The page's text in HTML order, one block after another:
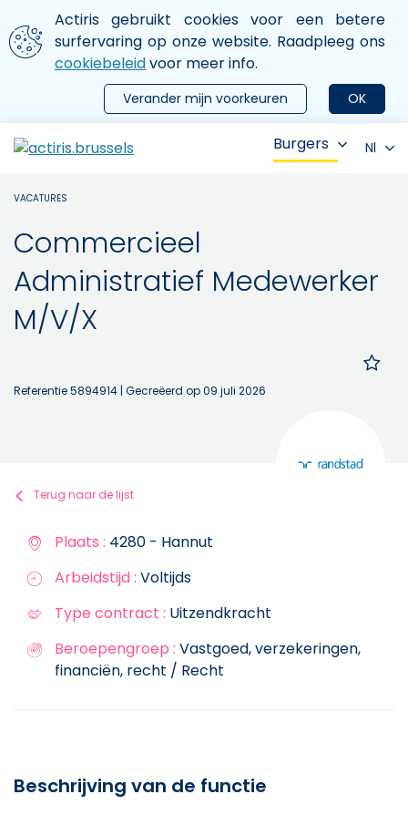
Aller au contenu principal
We gebruiken cookies
Actiris gebruikt cookies voor een betere
surfervaring op onze website. Raadpleeg ons
cookiebeleidvoor meer info.
OK
Verander mijn voorkeuren
le menu
Burgers Nl
VACATURES
Commercieel
Administratief Medewerker
M/V/X
Referentie 5894914 | Gecreëerd op 09 juli 2026
Terug naar de lijst
Plaats : 4280 - Hannut
Arbeidstijd : Voltijds
Type contract : Uitzendkracht
Beroepengroep : Vastgoed, verzekeringen,
financiën, recht / Recht
Beschrijving van de functie